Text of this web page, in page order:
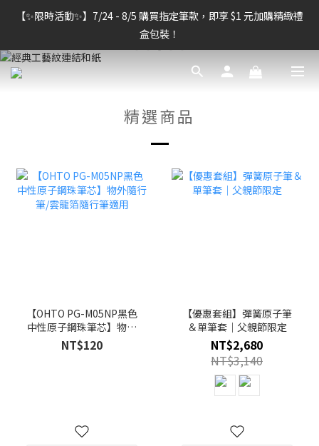
【雷雕訂單出貨暫停】7/30–8/7 進行機器維護，期間「含雷雕之
訂單」將暫停出貨，敬請見諒。
【✨限時活動✨】7/24 - 8/5 購買指定筆款，即享 $1 元加購精緻禮
盒包裝！
【雷雕訂單出貨暫停】7/30–8/7 進行機器維護，期間「含雷雕之
精選商品
【OHTO PG-M05NP黑色
中性原子鋼珠筆芯】物外
隨行筆/雲龍箔隨行筆適用
NT$120
【優惠套組】彈簧原子筆
＆單筆套｜父親節限定
NT$2,680
NT$3,140